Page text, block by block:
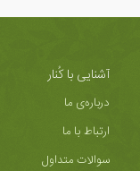
آشنایی با کُنار
درباره‌ی ما
ارتباط با ما
سوالات متداول